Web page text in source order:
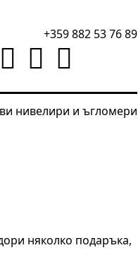
+359 882 53 76 89
нивелири и ъгломери
няколко подаръка,